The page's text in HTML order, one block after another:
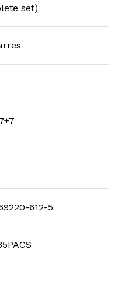
set)
612-5